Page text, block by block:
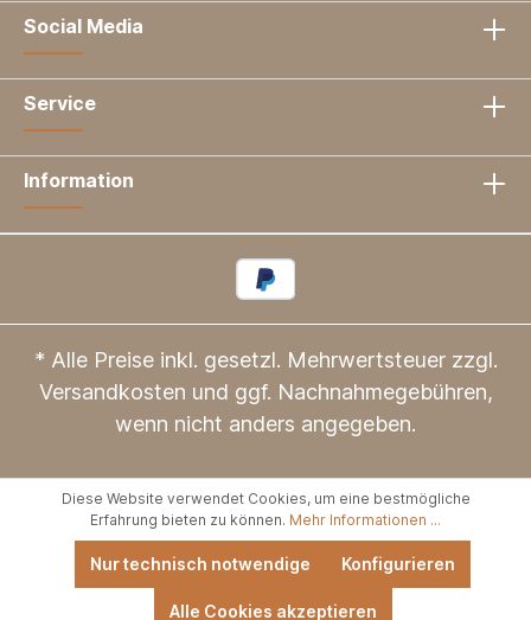
Social Media
Service
Information
* Alle Preise inkl. gesetzl. Mehrwertsteuer zzgl.
Versandkosten und ggf. Nachnahmegebühren,
wenn nicht anders angegeben.
Diese Website verwendet Cookies, um eine bestmögliche
Erfahrung bieten zu können. Mehr Informationen ...
Nur technisch notwendige Konfigurieren
Alle Cookies akzeptieren